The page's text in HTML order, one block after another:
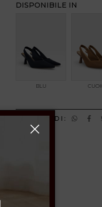
DISPONIBILE IN
BLU
CONDIVIDI: